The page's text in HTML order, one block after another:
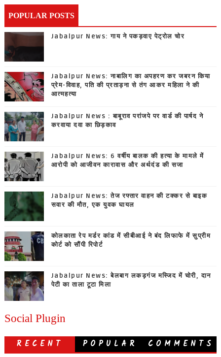
POPULAR POSTS
Jabalpur News: गाय ने पकड़वाए पेट्रोल चोर
Jabalpur News: नाबालिग का अपहरण कर जबरन किया
प्रेम-विवाह, पति की प्रताड़ना से तंग आकर महिला ने की
आत्महत्या
Jabalpur News : बाबूराव परांजपे पर वार्ड की पार्षद ने
करवाया दवा का छिड़काव
Jabalpur News: 6 वर्षीय बालक की हत्या के मामले में
आरोपी को आजीवन कारावास और अर्थदंड की सजा
Jabalpur News: तेज रफ्तार वाहन की टक्कर से बाइक
सवार की मौत, एक युवक घायल
कोलकाता रेप मर्डर कांड में सीबीआई ने बंद लिफाफे में सुप्रीम
कोर्ट को सौंपी रिपोर्ट
Jabalpur News: बेलबाग लकड़गंज मस्जिद में चोरी, दान
पेटी का ताला टूटा मिला
Social Plugin
RECENT POPULAR COMMENTS